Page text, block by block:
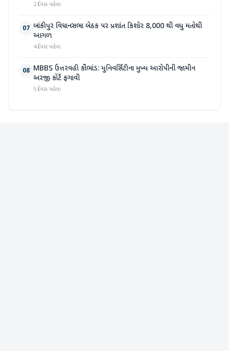
2 દિવસ પહેલા
07 બાંકીપુર વિધાનસભા બેઠક પર પ્રશાંત કિશોર 8,000 થી વધુ મતોથી
આગળ
4 દિવસ પહેલા
08 MBBS ઉત્તરવહી કૌભાંડ: યુનિવર્સિટીના મુખ્ય આરોપીની જામીન
અરજી કોર્ટે ફગાવી
5 દિવસ પહેલા